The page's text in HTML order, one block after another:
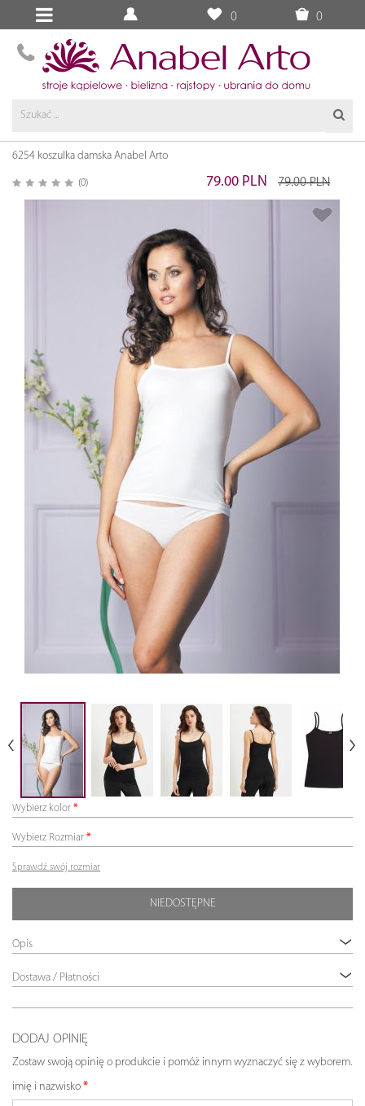
0 0
6254 koszulka damska Anabel Arto
(0) 79.00 PLN 79.00 PLN
Wybierz kolor
Wybierz Rozmiar
Sprawdź swój rozmiar
NIEDOSTĘPNE
Opis
Dostawa / Płatności
DODAJ OPINIĘ
Zostaw swoją opinię o produkcie i pomóż innym wyznaczyć się z wyborem.
imię i nazwisko